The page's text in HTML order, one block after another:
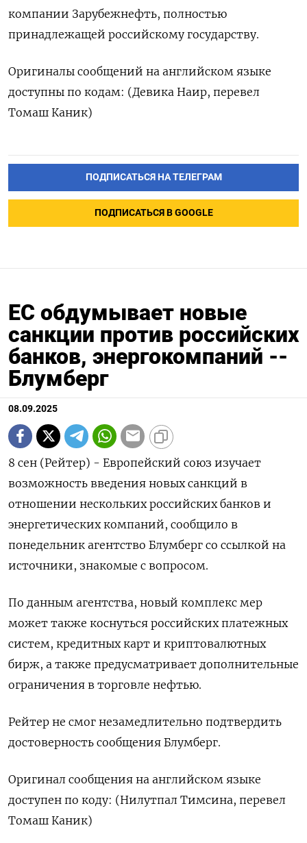
компании Зарубежнефть, полностью
принадлежащей российскому государству.
Оригиналы сообщений на английском языке
доступны по кодам: (Девика Наир, перевел
Томаш Каник)
ПОДПИСАТЬСЯ НА ТЕЛЕГРАМ
ПОДПИСАТЬСЯ В GOOGLE
ЕС обдумывает новые
санкции против российских
банков, энергокомпаний --
Блумберг
08.09.2025
8 сен (Рейтер) - Европейский союз изучает
возможность введения новых санкций в
отношении нескольких российских банков и
энергетических компаний, сообщило в
понедельник агентство Блумберг со ссылкой на
источники, знакомые с вопросом.
По данным агентства, новый комплекс мер
может также коснуться российских платежных
систем, кредитных карт и криптовалютных
бирж, а также предусматривает дополнительные
ограничения в торговле нефтью.
Рейтер не смог незамедлительно подтвердить
достоверность сообщения Блумберг.
Оригинал сообщения на английском языке
доступен по коду: (Нилутпал Тимсина, перевел
Томаш Каник)